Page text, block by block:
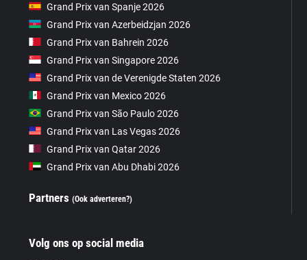
Grand Prix van Spanje 2026
Grand Prix van Azerbeidzjan 2026
Grand Prix van Bahrein 2026
Grand Prix van Singapore 2026
Grand Prix van de Verenigde Staten 2026
Grand Prix van Mexico 2026
Grand Prix van São Paulo 2026
Grand Prix van Las Vegas 2026
Grand Prix van Qatar 2026
Grand Prix van Abu Dhabi 2026
Partners(Ook adverteren?)
Volg ons op social media